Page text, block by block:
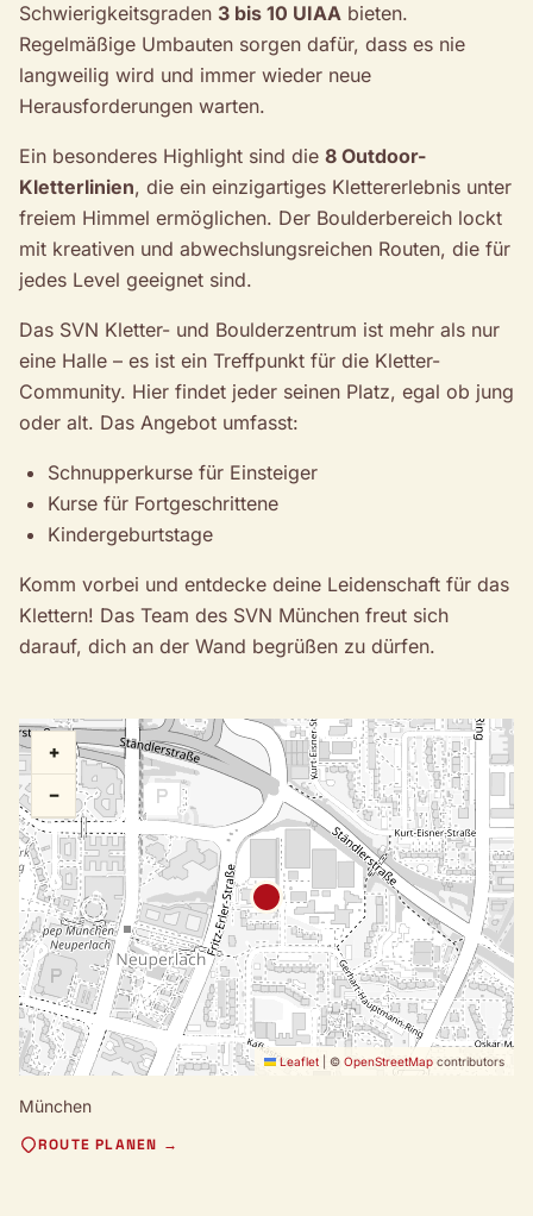
Schwierigkeitsgraden 3 bis 10 UIAA bieten.
Regelmäßige Umbauten sorgen dafür, dass es nie
langweilig wird und immer wieder neue
Herausforderungen warten.
Ein besonderes Highlight sind die 8 Outdoor-
Kletterlinien, die ein einzigartiges Klettererlebnis unter
freiem Himmel ermöglichen. Der Boulderbereich lockt
mit kreativen und abwechslungsreichen Routen, die für
jedes Level geeignet sind.
Das SVN Kletter- und Boulderzentrum ist mehr als nur
eine Halle – es ist ein Treffpunkt für die Kletter-
Community. Hier findet jeder seinen Platz, egal ob jung
oder alt. Das Angebot umfasst:
Schnupperkurse für Einsteiger
Kurse für Fortgeschrittene
Kindergeburtstage
Komm vorbei und entdecke deine Leidenschaft für das
Klettern! Das Team des SVN München freut sich
darauf, dich an der Wand begrüßen zu dürfen.
+
−
Leaflet © OpenStreetMap contributors
München
ROUTE PLANEN →